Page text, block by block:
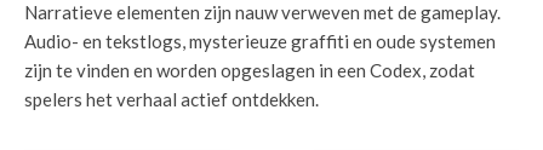
Narratieve elementen zijn nauw verweven met de gameplay.
Audio- en tekstlogs, mysterieuze graffiti en oude systemen
zijn te vinden en worden opgeslagen in een Codex, zodat
spelers het verhaal actief ontdekken.